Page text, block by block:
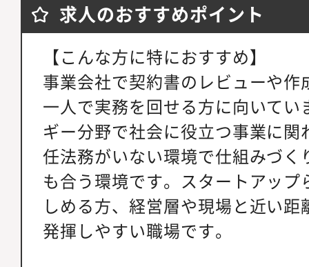
求人のおすすめポイント
【こんな方に特におすすめ】
事業会社で契約書のレビューや
一人で実務を回せる方に向いて
ギー分野で社会に役立つ事業に
任法務がいない環境で仕組みづ
も合う環境です。スタートアッ
しめる方、経営層や現場と近い
発揮しやすい職場です。